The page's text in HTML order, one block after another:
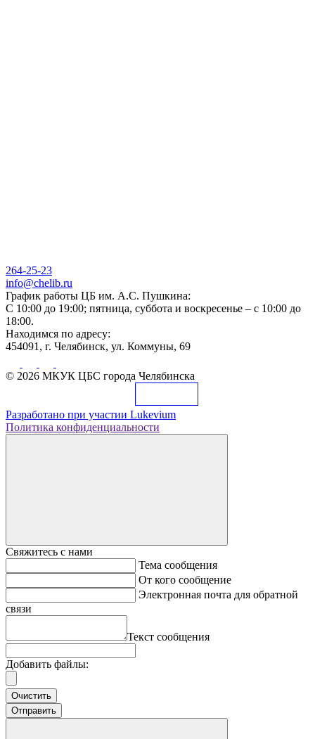
264-25-23
info@chelib.ru
График работы ЦБ им. А.С. Пушкина:
С 10:00 до 19:00; пятница, суббота и воскресенье – с 10:00 до
18:00.
Находимся по адресу:
454091, г. Челябинск, ул. Коммуны, 69
© 2026 МКУК ЦБС города Челябинска
Разработано при участии Lukevium
Политика конфиденциальности
Свяжитесь с нами
Тема сообщения
От кого сообщение
Электронная почта для обратной
связи
Текст сообщения
Добавить файлы:
Очистить
Отправить